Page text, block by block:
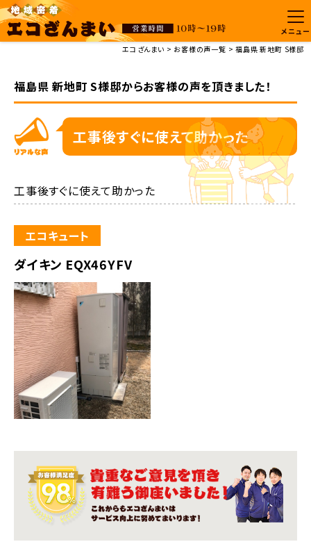
メニュー
エコざんまい
お客様の声一覧 福島県 新地町 S様邸
福島県 新地町 S様邸からお客様の声を頂きました！
工事後すぐに使えて助かった
工事後すぐに使えて助かった
エコキュート
ダイキン EQX46YFV